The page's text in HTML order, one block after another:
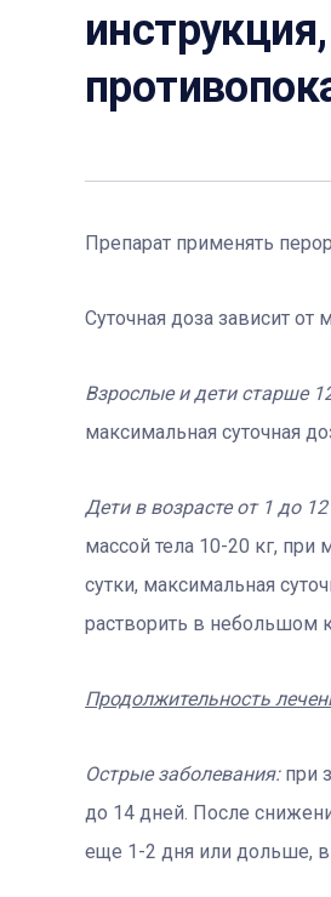
Препарат применять
Суточная доза зависит от
Взрослые и дети старше
максимальная суточная
Дети в возрасте от 1 до 12
массой тела 10-20 кг, при
сутки, максимальная
растворить в небольшом
Продолжительность
Острые заболевания:при
до 14 дней. После
еще 1-2 дня или дольше, в